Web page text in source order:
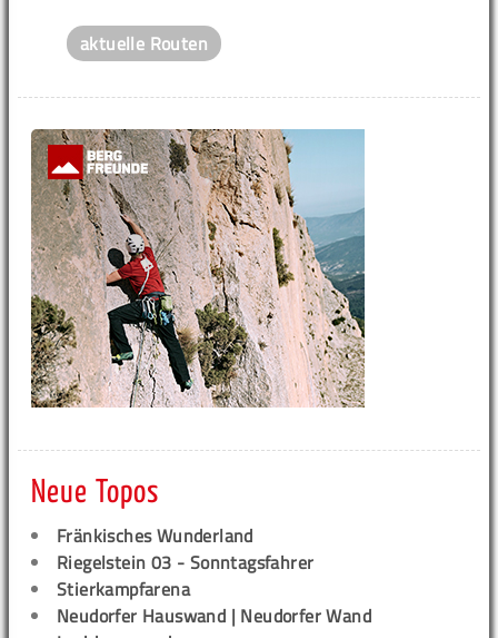
aktuelle Routen
Neue Topos
Fränkisches Wunderland
Riegelstein 03 - Sonntagsfahrer
Stierkampfarena
Neudorfer Hauswand | Neudorfer Wand